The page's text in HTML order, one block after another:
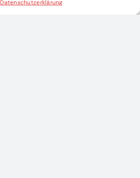
Datenschutzerklärung